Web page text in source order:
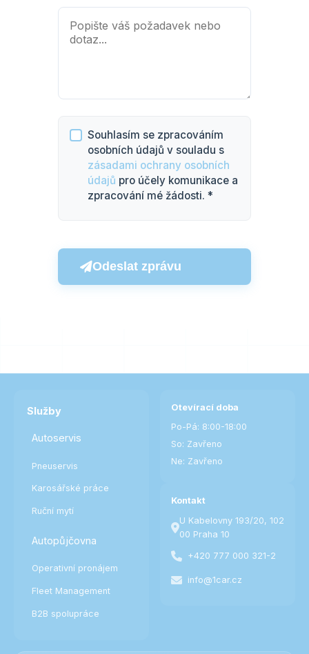
Souhlasím se zpracováním
osobních údajů v souladu s
zásadami ochrany osobních
údajů pro účely komunikace a
zpracování mé žádosti. *
Odeslat zprávu
Služby
Autoservis
Pneuservis
Karosářské práce
Ruční mytí
Autopůjčovna
Operativní pronájem
Fleet Management
B2B spolupráce
Kontakt
U Kabelovny 193/20, 102
00 Praha 10
+420 777 000 321-2
info@1car.cz
Otevírací doba
Po-Pá: 8:00-18:00
So: Zavřeno
Ne: Zavřeno